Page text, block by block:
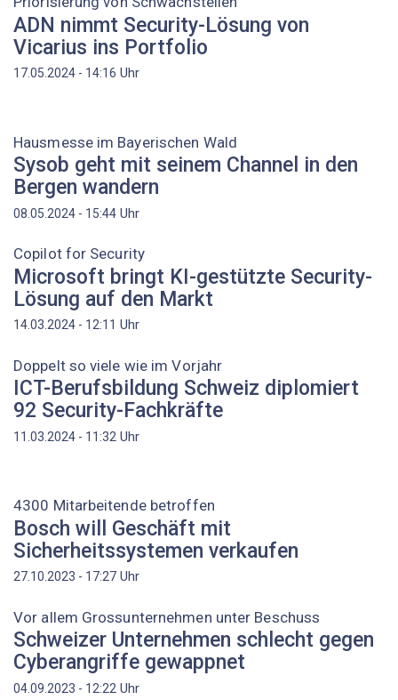
ADN nimmt Security-Lösung von
Vicarius ins Portfolio
17.05.2024 - 14:16 Uhr
Hausmesse im Bayerischen Wald
Sysob geht mit seinem Channel in den
Bergen wandern
08.05.2024 - 15:44 Uhr
Copilot for Security
Microsoft bringt KI-gestützte Security-
Lösung auf den Markt
14.03.2024 - 12:11 Uhr
Doppelt so viele wie im Vorjahr
ICT-Berufsbildung Schweiz diplomiert
92 Security-Fachkräfte
11.03.2024 - 11:32 Uhr
4300 Mitarbeitende betroffen
Bosch will Geschäft mit
Sicherheitssystemen verkaufen
27.10.2023 - 17:27 Uhr
Vor allem Grossunternehmen unter Beschuss
Schweizer Unternehmen schlecht gegen
Cyberangriffe gewappnet
04.09.2023 - 12:22 Uhr